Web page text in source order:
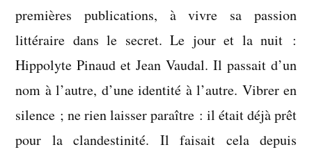
premières publications, à vivre sa passion
littéraire dans le secret. Le jour et la nuit :
Hippolyte Pinaud et Jean Vaudal. Il passait d’un
nom à l’autre, d’une identité à l’autre. Vibrer en
silence ; ne rien laisser paraître : il était déjà prêt
pour la clandestinité. Il faisait cela depuis